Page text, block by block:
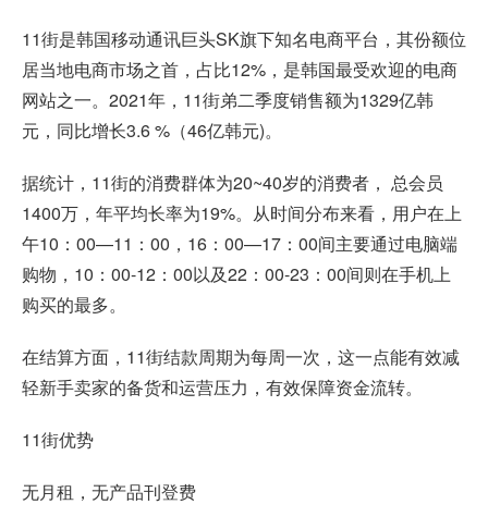
11街是韩国移动通讯巨头SK旗下知名电商平台，其份额位
居当地电商市场之首，占比12%，是韩国最受欢迎的电商
网站之一。2021年，11街弟二季度销售额为1329亿韩
元，同比增长3.6 %（46亿韩元)。
据统计，11街的消费群体为20~40岁的消费者， 总会员
1400万，年平均长率为19%。从时间分布来看，用户在上
午10：00—11：00，16：00—17：00间主要通过电脑端
购物，10：00-12：00以及22：00-23：00间则在手机上
购买的最多。
在结算方面，11街结款周期为每周一次，这一点能有效减
轻新手卖家的备货和运营压力，有效保障资金流转。
11街优势
无月租，无产品刊登费